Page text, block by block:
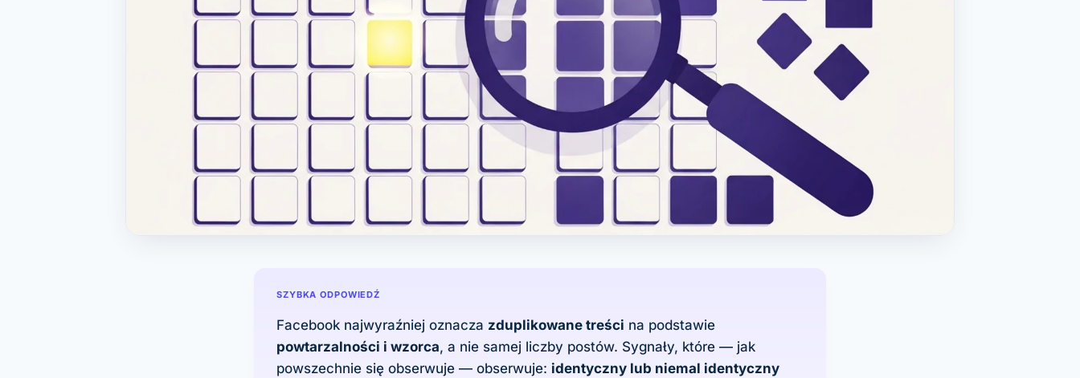
SZYBKA ODPOWIEDŹ
Facebook najwyraźniej oznacza zduplikowane treści na podstawie
powtarzalności i wzorca, a nie samej liczby postów. Sygnały, które — jak
powszechnie się obserwuje — obserwuje: identyczny lub niemal identyczny